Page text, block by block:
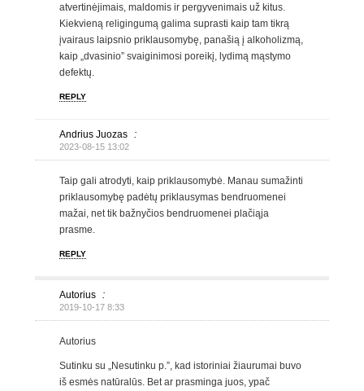
atvertinėjimais, maldomis ir pergyvenimais už kitus.
Kiekvieną religingumą galima suprasti kaip tam tikrą
įvairaus laipsnio priklausomybę, panašią į alkoholizmą,
kaip „dvasinio” svaiginimosi poreikį, lydimą mąstymo
defektų.
REPLY
Andrius Juozas :
2023-08-15 13:02
Taip gali atrodyti, kaip priklausomybė. Manau sumažinti
priklausomybę padėtų priklausymas bendruomenei
mažai, net tik bažnyčios bendruomenei plačiąja
prasme.
REPLY
Autorius :
2019-10-17 8:33
Autorius
Sutinku su „Nesutinku p.”, kad istoriniai žiaurumai buvo
iš esmės natūralūs. Bet ar prasminga juos, ypač